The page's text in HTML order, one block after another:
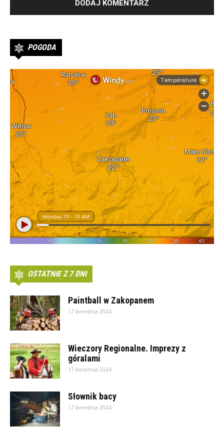
POGODA
OSTATNIE Z 7 DNI
Paintball w Zakopanem
17 kwietnia 2024
Wieczory Regionalne. Imprezy z
góralami
17 kwietnia 2024
Słownik bacy
17 kwietnia 2024